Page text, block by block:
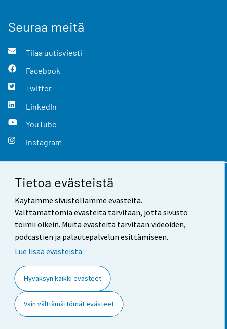
Tietoa evästeistä
Käytämme sivustollamme evästeitä.
Välttämättömiä evästeitä tarvitaan, jotta sivusto
toimii oikein. Muita evästeitä tarvitaan videoiden,
podcastien ja palautepalvelun esittämiseen.
Lue lisää evästeistä.
Hyväksyn kaikki evästeet
Vain välttämättömät evästeet
Seuraa meitä
Tilaa uutisviesti
Facebook
Twitter
LinkedIn
YouTube
Instagram
Yhteystiedot
Palaute
Käyttöehdot
Saavutettavuus
Tietoa sivustosta
Evästeasetukset